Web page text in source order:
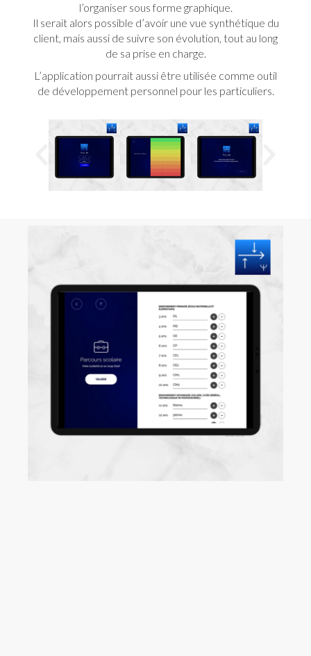
l’organiser sous forme graphique.
Il serait alors possible d’avoir une vue synthétique du
client, mais aussi de suivre son évolution, tout au long
de sa prise en charge.
L’application pourrait aussi être utilisée comme outil
de développement personnel pour les particuliers.